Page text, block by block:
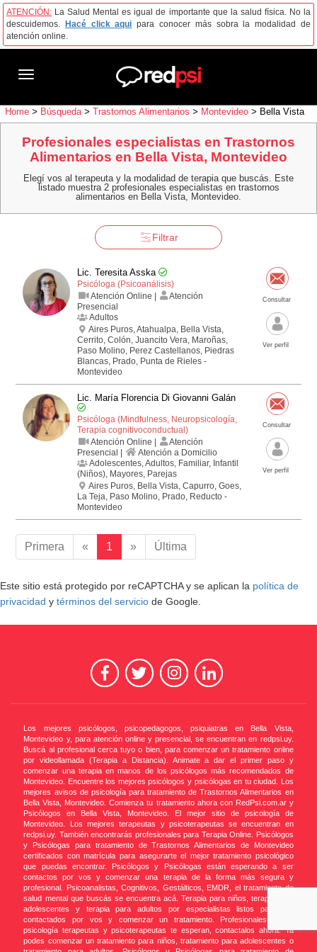
ATENCIÓN: La Salud Mental es igual de importante que la salud física. No la
descuidemos.
Hacé click aqui para conocer más sobra la modalidad de
atención online.
Toggle
Home > Búsqueda > Trastornos Alimentarios > Montevideo > Bella Vista
Profesionales especialistas en Trastornos
Alimentarios en Bella Vista, Montevideo
Elegí vos al terapeuta y la modalidad de terapia que buscás. Este
listado muestra 2 profesionales especialistas en trastornos
alimentarios en Bella Vista, Montevideo.
Filtrar
Lic. Teresita Asska
Psicóloga (Psicoanálisis)
Atención Online |
Atención
Presencial
Adultos
Aires Puros, Atahualpa, Bella Vista,
Cerrito, Colón, Juancito Vera, Maroñas,
Paso Molino, Perez Castellanos, Piedras
Blancas, Prado, Punta de Rieles -
Montevideo
Consultar
Ver perfil
Lic. María Florencia Di Giovanni Galán
Psicóloga (Mindfulness, Neuropsicología,
Terapia cognitivo­conductual)
Atención Online |
Atención
Presencial |
Atención a Domicilio
Adolescentes, Adultos, Familiar, Infantil
(Niños), Mayores, Parejas
Aires Puros, Bella Vista, Capurro, Goes,
La Teja, Paso Molino, Prado, Reducto -
Montevideo
Consultar
Ver perfil
Primera « 1 » Última
Este sitio está protegido por reCAPTCHA y se aplican la política de
privacidad y términos del servicio de Google.
Los mejores psicólogos, psicopedagogos, psiquiatras en Bella Vista,
Montevideo y, para atención online y presencial, se encuentran en redpsi.uy.
Buscá al profesional cerca tuyo o bien, para comenzar un tratamiento online
por videollamada (Terapia a Distancia). Animate a dar el primer paso y
comenzar una terapia en manos de los psicólogos más recomendados de
Montevideo. Encuentre los mejores psicólogos y psicólogas en tu ciudad. Los
mejores avisos de psicología para tratamiento de Trastornos Alimentarios en
Bella Vista, Montevideo. Comienza tu tratamiento ahora con RedPsi.com.ar y
Psicólogos en Bella Vista, Montevideo. El mejor sitio de psicología de
Montevideo. Los mejores terapeutas y psicoterapeutas se encuentran en
redpsi.uy. También encontrarás profesionales para Terapia Online. Psicólogos
y Psicólogas para tratamiento de Trastornos Alimentarios de Montevideo
certificados con matrícula para asegurarte el mejor tratamiento psicológico
que puedas encontrar. Psicólogos y Psicólogas están esperando a ser
contactos por vos y comenzar una terapia de la forma más segura y
profesional. Psicoanalistas, Cognitivos, Gestálticos, EMDR, el tratamiento de
salud mental que buscás se encuentra acá. Terapia para niños, terapia para
adolescentes y terapia para adultos por especialistas listos para ser
contactados por vos y comenzar un tratamiento. Profesionales de la
psicología terapeutas y psicoterapeutas te esperan, contactalos ahora. Ya
podes comenzar un tratamiento para niños, tratamiento para adolescentes o